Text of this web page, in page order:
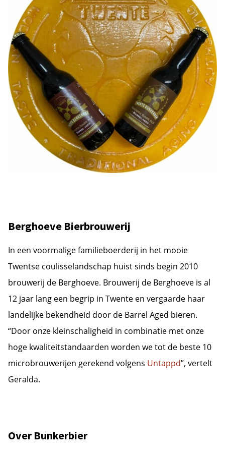
Berghoeve Bierbrouwerij
In een voormalige familieboerderij in het mooie
Twentse coulisselandschap huist sinds begin 2010
brouwerij de Berghoeve. Brouwerij de Berghoeve is al
12 jaar lang een begrip in Twente en vergaarde haar
landelijke bekendheid door de Barrel Aged bieren.
“Door onze kleinschaligheid in combinatie met onze
hoge kwaliteitstandaarden worden we tot de beste 10
microbrouwerijen gerekend volgens Untappd”, vertelt
Geralda.
Over Bunkerbier